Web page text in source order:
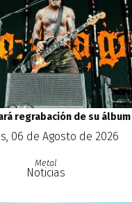
regrabación de su
06 de Agosto de 2026
Metal
Noticias